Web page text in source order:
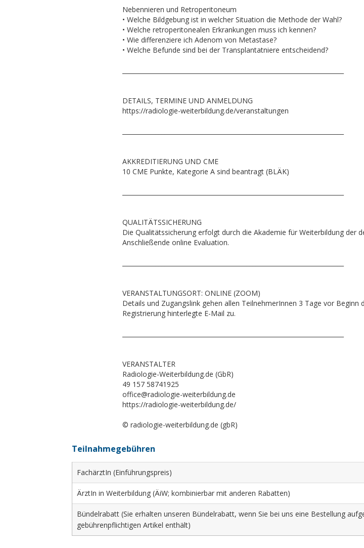
Nebennieren und Retroperitoneum
• Welche Bildgebung ist in welcher Situation die Methode der Wahl?
• Welche retroperitonealen Erkrankungen muss ich kennen?
• Wie differenziere ich Adenom von Metastase?
• Welche Befunde sind bei der Transplantatniere entscheidend?
DETAILS, TERMINE UND ANMELDUNG
https://radiologie-weiterbildung.de/veranstaltungen
AKKREDITIERUNG UND CME
10 CME Punkte, Kategorie A sind beantragt (BLÄK)
QUALITÄTSSICHERUNG
Die Qualitätssicherung erfolgt durch die Akademie für Weiterbildung der
Anschließende online Evaluation.
VERANSTALTUNGSORT: ONLINE (ZOOM)
Details und Zugangslink gehen allen TeilnehmerInnen 3 Tage vor Beginn
Registrierung hinterlegte E-Mail zu.
VERANSTALTER
Radiologie-Weiterbildung.de (GbR)
49 157 58741925
office@radiologie-weiterbildung.de
https://radiologie-weiterbildung.de/
© radiologie-weiterbildung.de (gbR)
Teilnahmegebühren
FachärztIn (Einführungspreis)
ÄrztIn in Weiterbildung (ÄiW; kombinierbar mit anderen Rabatten)
Bündelrabatt (Sie erhalten unseren Bündelrabatt, wenn Sie bei uns eine Bestellung
gebührenpflichtigen Artikel enthält)